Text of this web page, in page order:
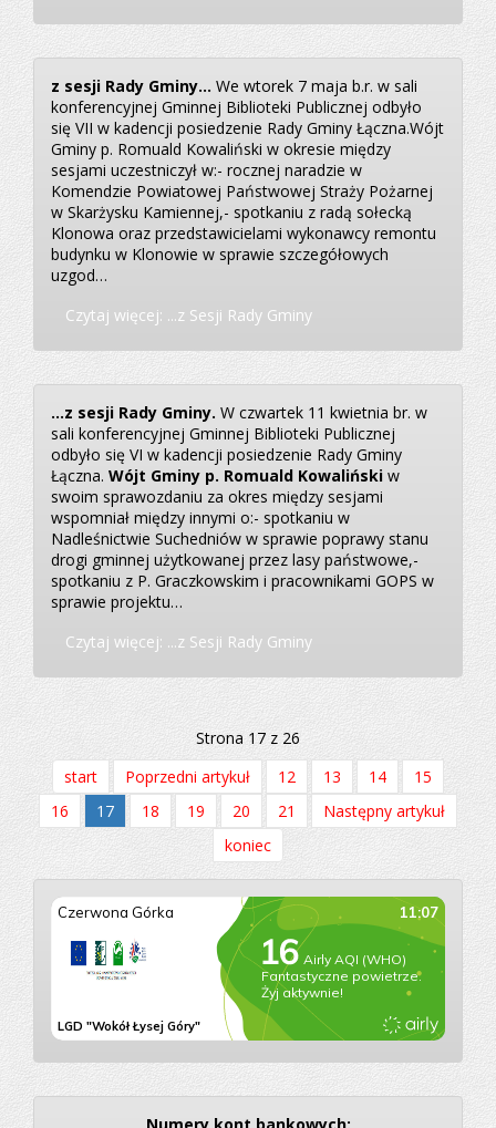
z sesji Rady Gminy... We wtorek 7 maja b.r. w sali
konferencyjnej Gminnej Biblioteki Publicznej odbyło
się VII w kadencji posiedzenie Rady Gminy Łączna.Wójt
Gminy p. Romuald Kowaliński w okresie między
sesjami uczestniczył w:- rocznej naradzie w
Komendzie Powiatowej Państwowej Straży Pożarnej
w Skarżysku Kamiennej,- spotkaniu z radą sołecką
Klonowa oraz przedstawicielami wykonawcy remontu
budynku w Klonowie w sprawie szczegółowych
uzgod…
Czytaj więcej: ...z Sesji Rady Gminy
...z sesji Rady Gminy. W czwartek 11 kwietnia br. w
sali konferencyjnej Gminnej Biblioteki Publicznej
odbyło się VI w kadencji posiedzenie Rady Gminy
Łączna. Wójt Gminy p. Romuald Kowaliński w
swoim sprawozdaniu za okres między sesjami
wspomniał między innymi o:- spotkaniu w
Nadleśnictwie Suchedniów w sprawie poprawy stanu
drogi gminnej użytkowanej przez lasy państwowe,-
spotkaniu z P. Graczkowskim i pracownikami GOPS w
sprawie projektu…
Czytaj więcej: ...z Sesji Rady Gminy
Strona 17 z 26
start
Poprzedni artykuł 12 13 14
15
16
17 18 19 20 21
Następny artykuł
koniec